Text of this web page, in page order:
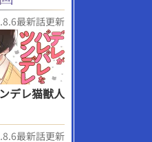
最新話更新
デレ猫獣人
最新話更新